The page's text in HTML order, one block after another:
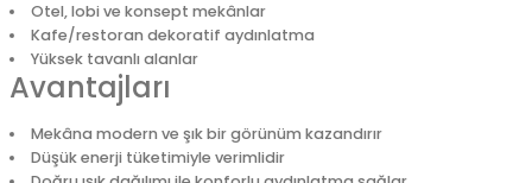
Otel, lobi ve konsept mekânlar
Kafe/restoran dekoratif aydınlatma
Yüksek tavanlı alanlar
Avantajları
Mekâna modern ve şık bir görünüm kazandırır
Düşük enerji tüketimiyle verimlidir